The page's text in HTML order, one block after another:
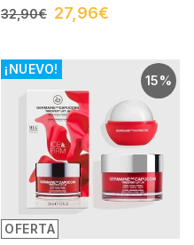
32,90€ 27,96€
15%
OFERTA
¡NUEVO!